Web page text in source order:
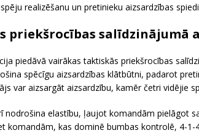
realizēšanu un pretinieku aizsardzības
priekšrocības salīdzinājumā
piedāvā vairākas taktiskās priekšrocības
spēcīgu aizsardzības klātbūtni, padarot
var aizsargāt aizsardzību, kamēr četri vidējie
nodrošina elastību, ļaujot komandām pielāgot
komandām, kas dominē bumbas kontrolē, 4-